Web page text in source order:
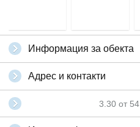
Информация за обекта
Адрес и контакти
3.30 от 54